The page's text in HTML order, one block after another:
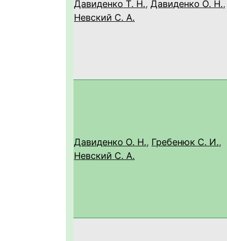
Давиденко Т. Н., Давиденко О. Н.,
Невский С. А.
Давиденко О. Н., Гребенюк С. И.,
Невский С. А.